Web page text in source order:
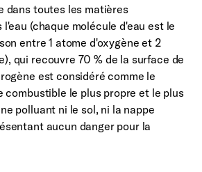
dans toutes les matières
(chaque molécule d'eau est le
entre 1 atome d'oxygène et 2
qui recouvre 70 % de la surface de
est considéré comme le
combustible le plus propre et le plus
polluant ni le sol, ni la nappe
aucun danger pour la